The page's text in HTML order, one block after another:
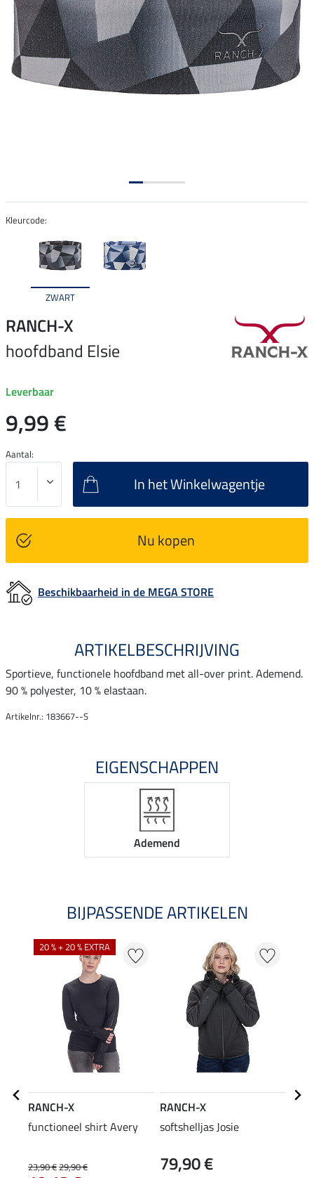
Kleurcode:
ZWART
RANCH-X
hoofdband Elsie
Leverbaar
9,99 €
Aantal:
In het Winkelwagentje
Nu kopen
Beschikbaarheid in de MEGA STORE
ARTIKELBESCHRIJVING
Sportieve, functionele hoofdband met all-over print. Ademend.
90 % polyester, 10 % elastaan.
Artikelnr.: 183667--S
EIGENSCHAPPEN
Ademend
BIJPASSENDE ARTIKELEN
20 % + 20 % EXTRA
RANCH-X
functioneel shirt Avery
23,90 €29,90 €
RANCH-X
softshelljas Josie
79,90 €